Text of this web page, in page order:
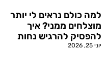
למה כולם נראים לי יותר
מוצלחים ממני? איך
להפסיק להרגיש נחות
יוני 25, 2026